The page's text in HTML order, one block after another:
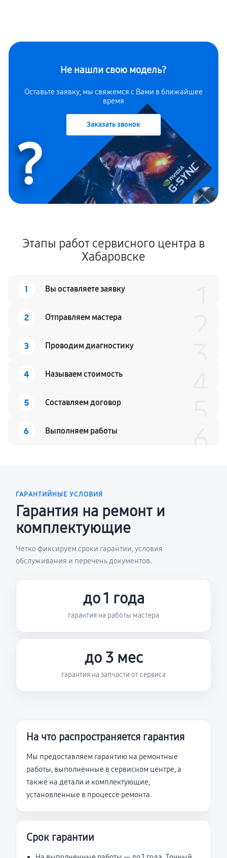
Не нашли свою модель?
Оставьте заявку, мы свяжемся с Вами в ближайшее
время
Заказать звонок
?
Этапы работ сервисного центра в
Хабаровске
1 Вы оставляете заявку
2 Отправляем мастера
3 Проводим диагностику
4 Называем стоимость
5 Составляем договор
6 Выполняем работы
ГАРАНТИЙНЫЕ УСЛОВИЯ
Гарантия на ремонт и
комплектующие
Четко фиксируем сроки гарантии, условия
обслуживания и перечень документов.
до 1 года
гарантия на работы мастера
до 3 мес
гарантия на запчасти от сервиса
На что распространяется гарантия
Мы предоставляем гарантию на ремонтные
работы, выполненные в сервисном центре, а
также на детали и комплектующие,
установленные в процессе ремонта.
Срок гарантии